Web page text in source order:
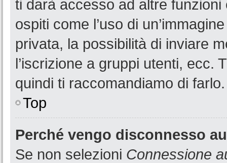
ti darà accesso ad altre
ospiti come l’uso di
privata, la possibilità di inviare
l’iscrizione a gruppi utenti, ecc.
quindi ti raccomandiamo di farlo.
Top
Perché vengo disconnesso
Se non selezioni Connessione